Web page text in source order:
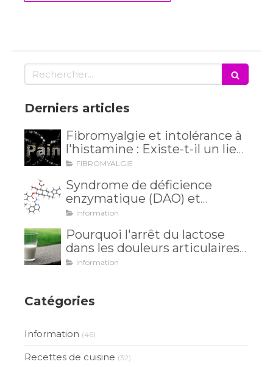
Rechercher
Derniers articles
Fibromyalgie et intolérance à
l'histamine : Existe-t-il un lien
méconnu ?
FIBROMYALGIE
Syndrome de déficience
enzymatique (DAO) et
intolérance à l'histamine: et si
Information
Pourquoi l'arrêt du lactose
dans les douleurs articulaires
est inutile?
Information
Catégories
Information (46)
Recettes de cuisine (32)